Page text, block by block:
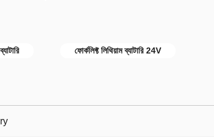
ফোর্কলিফ্ট লিথিয়াম ব্যাটারি 24V